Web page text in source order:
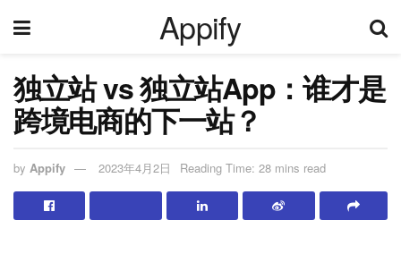
Appify
独立站 vs 独立站App：谁才是
跨境电商的下一站？
by Appify 2023年4月2日 Reading Time: 28 mins read